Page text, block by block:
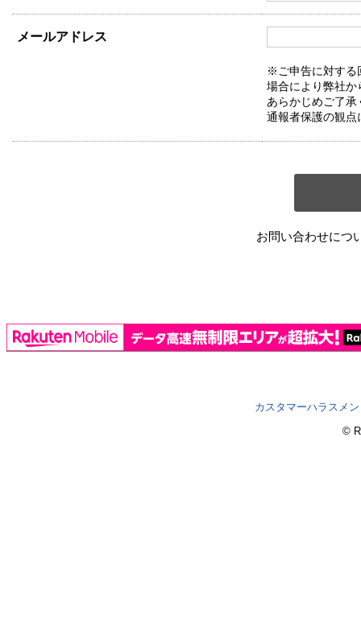
メールアドレス
※ご申告に対する
場合により弊社か
あらかじめご了承
通報者保護の観点
お問い合わせにつ
カスタマーハラスメ
©